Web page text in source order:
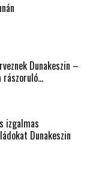
Dunakeszin –
izgalmas
Dunakeszin